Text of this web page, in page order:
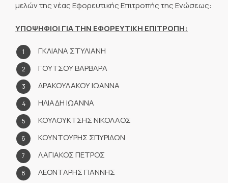
μελών της νέας Εφορευτικής Επιτροπής της Ενώσεως:
ΥΠΟΨΗΦΙΟΙ ΓΙΑ ΤΗΝ ΕΦΟΡΕΥΤΙΚΗ ΕΠΙΤΡΟΠΗ:
ΓΚΛΙΑΝΑ ΣΤΥΛΙΑΝΗ
ΓΟΥΤΣΟΥ ΒΑΡΒΑΡΑ
ΔΡΑΚΟΥΛΑΚΟΥ ΙΩΑΝΝΑ
ΗΛΙΑΔΗ ΙΩΑΝΝΑ
ΚΟΥΛΟΥΚΤΣΗΣ ΝΙΚΟΛΑΟΣ
ΚΟΥΝΤΟΥΡΗΣ ΣΠΥΡΙΔΩΝ
ΛΑΓΙΑΚΟΣ ΠΕΤΡΟΣ
ΛΕΟΝΤΑΡΗΣ ΓΙΑΝΝΗΣ